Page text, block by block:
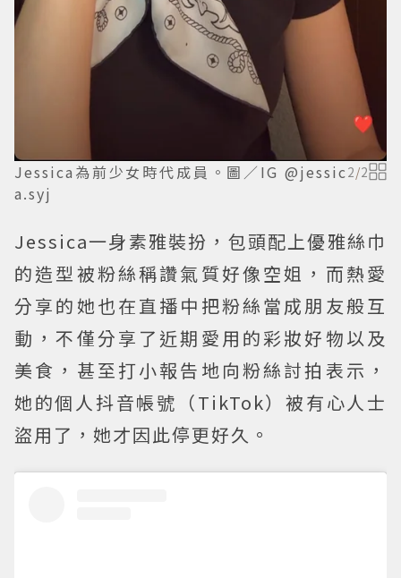
Jessica為前少女時代成員。圖／IG @jessic
a.syj
2/2
Jessica一身素雅裝扮，包頭配上優雅絲巾
的造型被粉絲稱讚氣質好像空姐，而熱愛
分享的她也在直播中把粉絲當成朋友般互
動，不僅分享了近期愛用的彩妝好物以及
美食，甚至打小報告地向粉絲討拍表示，
她的個人抖音帳號（TikTok）被有心人士
盜用了，她才因此停更好久。